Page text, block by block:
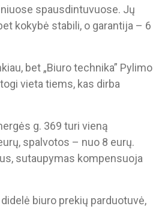
spausdintuvuose. Jų
kokybė stabili, o garantija – 6
bet „Biuro technika” Pylimo
vieta tiems, kas dirba
g. 369 turi vieną
spalvotos – nuo 8 eurų.
sutaupymas kompensuoja
biuro prekių parduotuvė,